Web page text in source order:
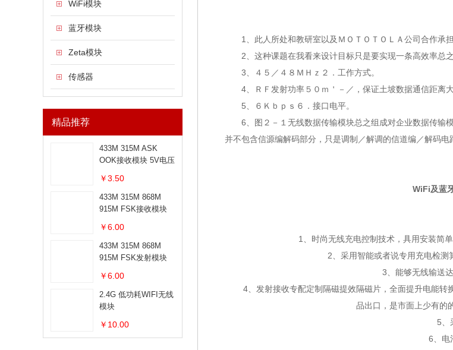
WiFi模块
蓝牙模块
Zeta模块
传感器
精品推荐
433M 315M ASK
OOK接收模块 5V电压
￥3.50
433M 315M 868M
915M FSK接收模块
￥6.00
433M 315M 868M
915M FSK发射模块
￥6.00
2.4G 低功耗WIFI无线
模块
￥10.00
1、此人所处和教研室以及ＭＯＴＯＴＯＬＡ公司合作承担
2、这种课题在我看来设计目标只是要实现一条高效率总之
3、４５／４８ＭＨｚ２．工作方式。
4、ＲＦ发射功率５０ｍ＇－／，保证土坡数据通信距离大
5、６Ｋｂｐｓ６．接口电平。
6、图２－１无线数据传输模块总之组成对企业数据传输模
并不包含信源编解码部分，只是调制／解调的信道编／解码电
WiFi及蓝
1、时尚无线充电控制技术，具用安装简单
2、采用智能或者说专用充电检测算
3、能够无线输送达
4、发射接收专配定制隔磁提效隔磁片，全面提升电能转
品出口，是市面上少有的
5、采
6、电池